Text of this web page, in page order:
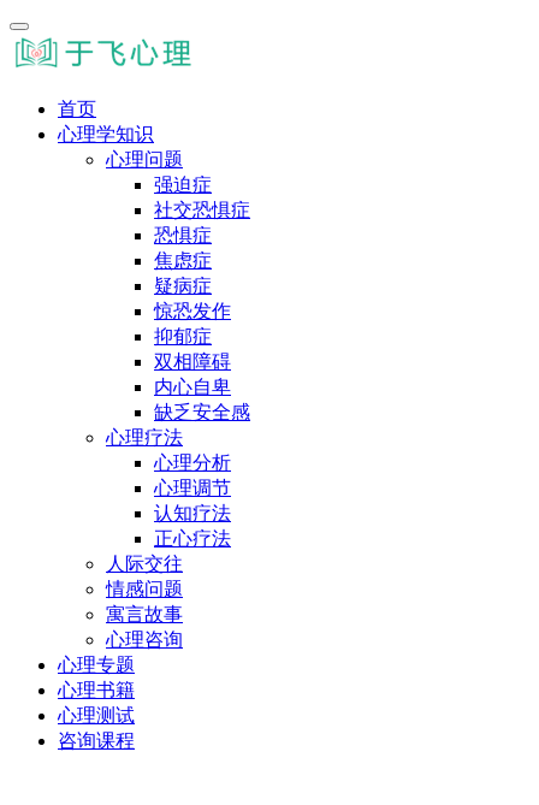
首页
心理学知识
心理问题
强迫症
社交恐惧症
恐惧症
焦虑症
疑病症
惊恐发作
抑郁症
双相障碍
内心自卑
缺乏安全感
心理疗法
心理分析
心理调节
认知疗法
正心疗法
人际交往
情感问题
寓言故事
心理咨询
心理专题
心理书籍
心理测试
咨询课程